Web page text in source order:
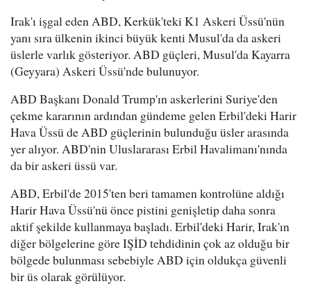
Irak'ı işgal eden ABD, Kerkük'teki K1 Askeri Üssü'nün
yanı sıra ülkenin ikinci büyük kenti Musul'da da askeri
üslerle varlık gösteriyor. ABD güçleri, Musul'da Kayarra
(Geyyara) Askeri Üssü'nde bulunuyor.
ABD Başkanı Donald Trump'ın askerlerini Suriye'den
çekme kararının ardından gündeme gelen Erbil'deki Harir
Hava Üssü de ABD güçlerinin bulunduğu üsler arasında
yer alıyor. ABD'nin Uluslararası Erbil Havalimanı'nında
da bir askeri üssü var.
ABD, Erbil'de 2015'ten beri tamamen kontrolüne aldığı
Harir Hava Üssü'nü önce pistini genişletip daha sonra
aktif şekilde kullanmaya başladı. Erbil'deki Harir, Irak'ın
diğer bölgelerine göre IŞİD tehdidinin çok az olduğu bir
bölgede bulunması sebebiyle ABD için oldukça güvenli
bir üs olarak görülüyor.